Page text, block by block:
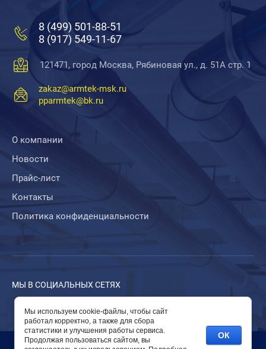
8 (499) 501-88-51
8 (917) 549-11-67
121471, город Москва, Рябиновая ул., д. 51А стр. 1
zakaz@armtek-msk.ru
pparmtek@bk.ru
О компании
Новости
Прайс-лист
Контакты
Политика конфиденциальности
МЫ В СОЦИАЛЬНЫХ СЕТЯХ
Мы используем cookie-файлы, чтобы сайт
работал корректно, а также для сбора
статистики и улучшения работы сервиса.
Продолжая пользоваться сайтом, вы
ОК